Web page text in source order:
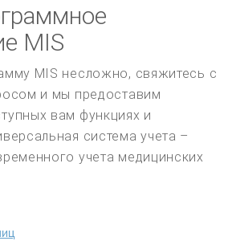
MIS
MIS несложно, свяжитесь с
и мы предоставим
вам функциях и
система учета –
учета медицинских